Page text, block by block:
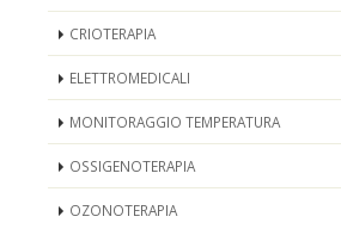
CRIOTERAPIA
ELETTROMEDICALI
MONITORAGGIO TEMPERATURA
OSSIGENOTERAPIA
OZONOTERAPIA